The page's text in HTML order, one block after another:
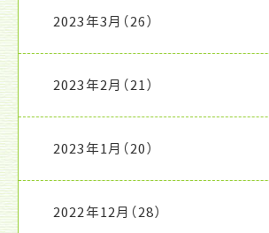
2023年3月 （26）
2023年2月 （21）
2023年1月 （20）
2022年12月 （28）